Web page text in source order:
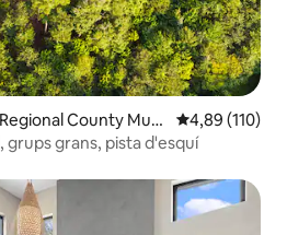
County Muni
4,89 de
4,89 (110)
grups grans, pista d'esquí